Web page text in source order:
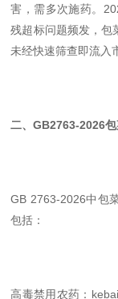
害，需多次施药。
残超标问题频发，包
未经快速筛查即流入
二、GB2763-2026
GB 2763-2026中包
包括：
高毒禁用农药：